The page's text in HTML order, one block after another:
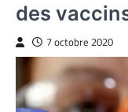
des
7 octobre 2020